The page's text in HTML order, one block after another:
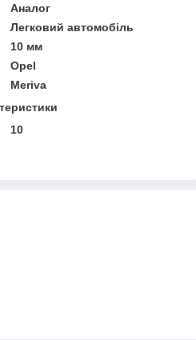
Аналог
Легковий автомобіль
10 мм
Opel
Meriva
10